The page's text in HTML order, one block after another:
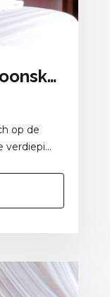
Comfort Twee persoonskamer
op de